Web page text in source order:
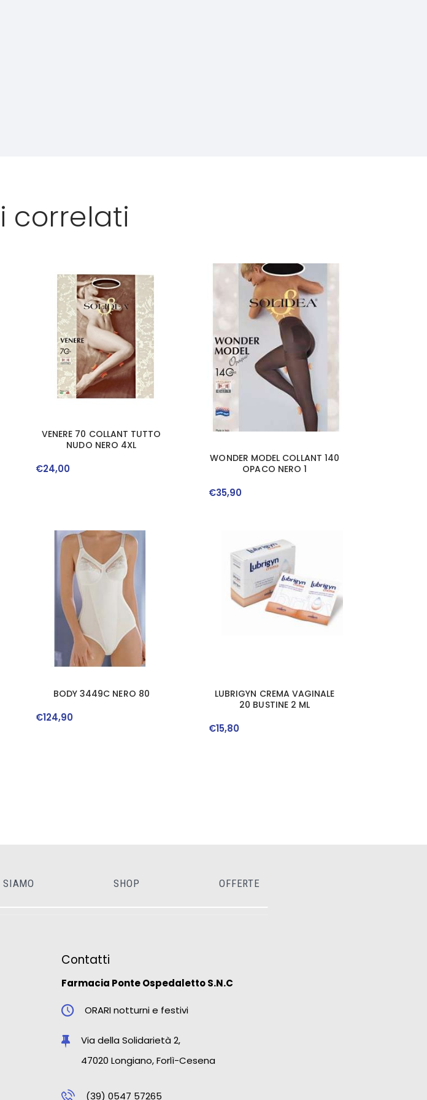
correlati
VENERE 70 COLLANT TUTTO
NUDO NERO 4XL
€24,00
WONDER MODEL COLLANT 140
OPACO NERO 1
€35,90
BODY 3449C NERO 80
€124,90
LUBRIGYN CREMA VAGINALE
20 BUSTINE 2 ML
€15,80
SIAMO SHOP OFFERTE
Contatti
Farmacia Ponte Ospedaletto S.N.C
ORARI notturni e festivi
Via della Solidarietà 2,
47020 Longiano, Forlì-Cesena
(39) 0547 57265